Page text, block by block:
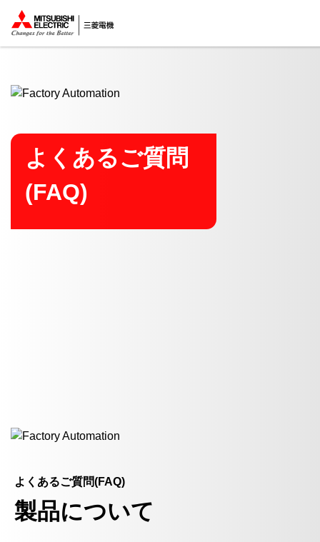
ここから本文
よくあるご質問
(FAQ)
よくあるご質問(FAQ)
製品について